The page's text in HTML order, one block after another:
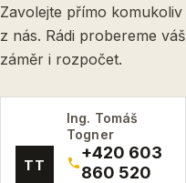
Zavolejte přímo komukoliv
z nás. Rádi probereme váš
záměr i rozpočet.
TT
Ing. Tomáš
Togner
+420 603
860 520